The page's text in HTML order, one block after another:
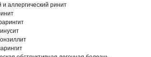
аллергический ринит